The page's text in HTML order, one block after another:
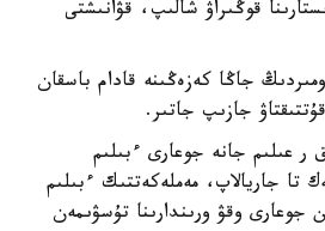
قوڭىراۋ شالىپ، قۋانىشتى
جاڭا كەزەڭىنە قادام باسقان
جازىپ جاتىر.
ر عىلىم جانە جوعارى ءبىلىم
تا جاريالاپ، مەملەكەتتىك ءبىلىم
جوعارى وقۋ ورىندارىنا تۇسۋىمەن